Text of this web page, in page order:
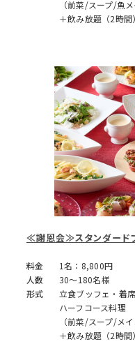
（前菜/スープ/魚
＋飲み放題（2時間）
≪謝恩会≫スタンダード
料金
1名：8,800円
人数
30～180名様
形式
立食ブッフェ・着
ハーフコース料理
（前菜/スープ/メ
＋飲み放題（2時間）